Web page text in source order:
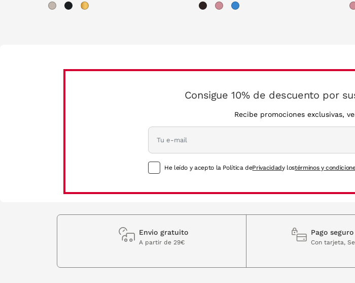
Consigue 10% de descuento por
Recibe promociones exclusivas,
He leído y acepto la Política dePrivacidady lostérminos y
Envio gratuito
A partir de 29€
Pago seguro
Con tarjeta,